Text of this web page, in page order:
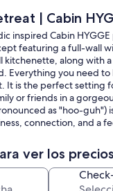
| Cabin
inspired Cabin
featuring a full-wall
kitchenette, along with
Everything you need
It is the perfect setting
or friends in a
as "hoo-guh")
connection, and a
There's no greater
in nature, staying in a
under the stars with
ver los precios